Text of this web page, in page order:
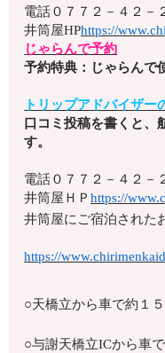
電話０７７２－４２－
井筒屋HPhttps://
じゃらんで予約
予約特典：じゃらんで
トリップアドバイザー
口コミ投稿を書くと、
す。
電話０７７２－４２－
井筒屋ＨＰhttps://
井筒屋にご宿泊された
https://
○天橋立から車で約１
○与謝天橋立ICから車